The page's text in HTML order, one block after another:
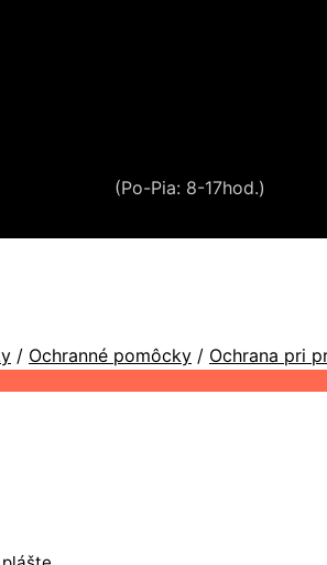
(Po-Pia: 8-17hod.)
/ Ochranné pomôcky / Ochrana pri